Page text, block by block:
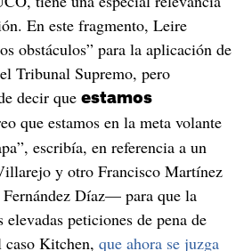
En este fragmento, Leire
obstáculos” para la aplicación de
Tribunal Supremo, pero
decir que estamos
que estamos en la meta volante
escribía, en referencia a un
y otro Francisco Martínez
Díaz— para que la
peticiones de pena de
Kitchen, que ahora se juzga